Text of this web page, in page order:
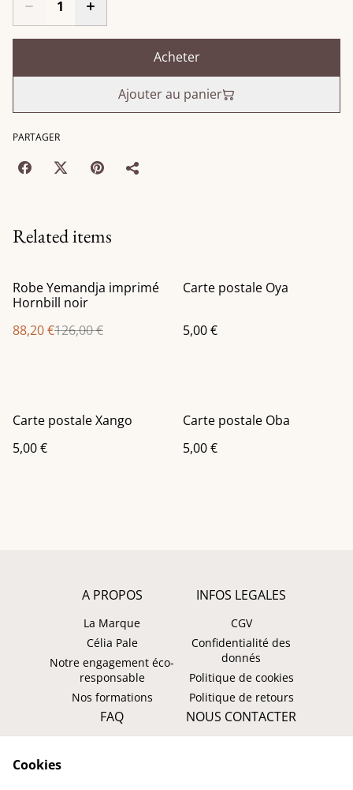
Acheter
Ajouter au panier
PARTAGER
Related items
%
Robe Yemandja imprimé
Hornbill noir
88,20 €126,00 €
Carte postale Oya
5,00 €
Carte postale Xango
5,00 €
Carte postale Oba
5,00 €
A PROPOS
La Marque
Célia Pale
Notre engagement éco-
responsable
Nos formations
INFOS LEGALES
CGV
Confidentialité des
donnés
Politique de cookies
Politique de retours
FAQ
Suivre ma commande
NOUS CONTACTER
Cookies